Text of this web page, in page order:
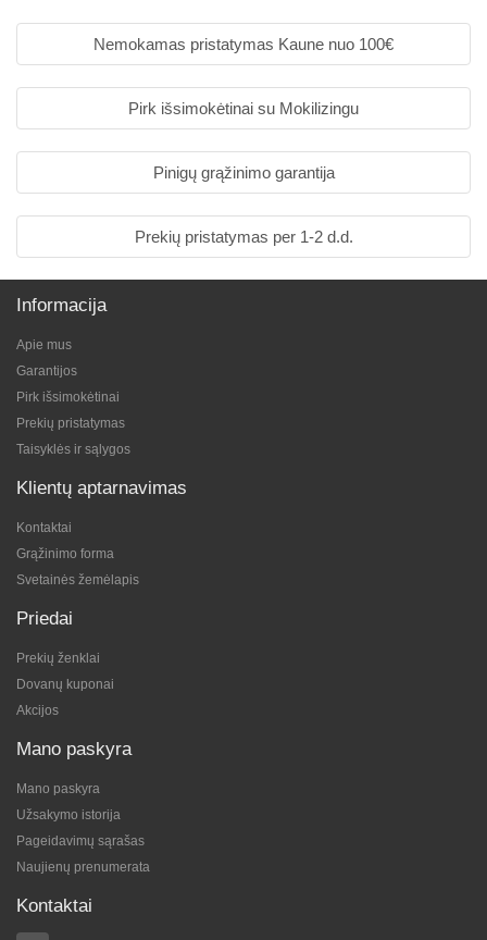
Nemokamas pristatymas Kaune nuo 100€
Pirk išsimokėtinai su Mokilizingu
Pinigų grąžinimo garantija
Prekių pristatymas per 1-2 d.d.
Informacija
Apie mus
Garantijos
Pirk išsimokėtinai
Prekių pristatymas
Taisyklės ir sąlygos
Klientų aptarnavimas
Kontaktai
Grąžinimo forma
Svetainės žemėlapis
Priedai
Prekių ženklai
Dovanų kuponai
Akcijos
Mano paskyra
Mano paskyra
Užsakymo istorija
Pageidavimų sąrašas
Naujienų prenumerata
Kontaktai